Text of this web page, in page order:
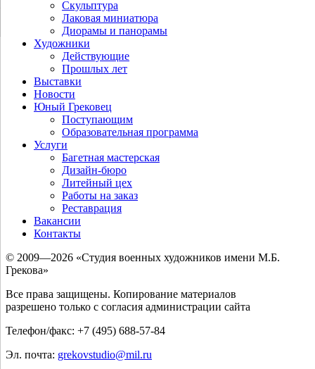
Скульптура
Лаковая миниатюра
Диорамы и панорамы
Художники
Действующие
Прошлых лет
Выставки
Новости
Юный Грековец
Поступающим
Образовательная программа
Услуги
Багетная мастерская
Дизайн-бюро
Литейный цех
Работы на заказ
Реставрация
Вакансии
Контакты
© 2009—2026 «Студия военных художников имени М.Б.
Грекова»
Все права защищены. Копирование материалов
разрешено только с согласия администрации сайта
Телефон/факс: +7 (495) 688-57-84
Эл. почта: grekovstudio@mil.ru